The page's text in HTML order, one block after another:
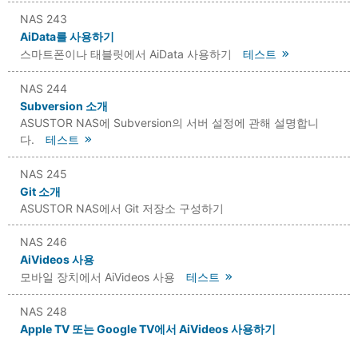
NAS 243
AiData를 사용하기
스마트폰이나 태블릿에서 AiData 사용하기
테스트
NAS 244
Subversion 소개
ASUSTOR NAS에 Subversion의 서버 설정에 관해 설명합니
다.
테스트
NAS 245
Git 소개
ASUSTOR NAS에서 Git 저장소 구성하기
NAS 246
AiVideos 사용
모바일 장치에서 AiVideos 사용
테스트
NAS 248
Apple TV 또는 Google TV에서 AiVideos 사용하기